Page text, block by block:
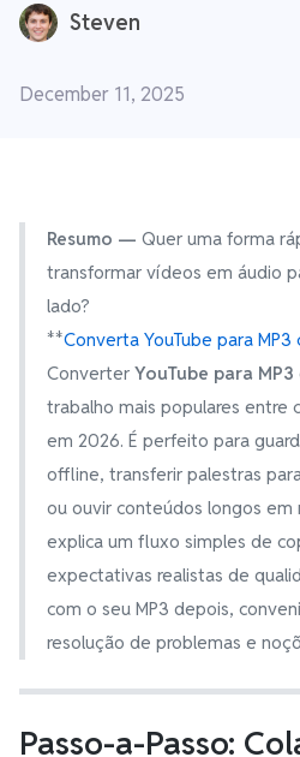
Steven
December 11, 2025
Resumo — Quer uma forma
transformar vídeos em áudio
lado?
**Converta YouTube para MP3
Converter YouTube para MP3
trabalho mais populares entre
em 2026. É perfeito para
offline, transferir palestras
ou ouvir conteúdos longos em
explica um fluxo simples de
expectativas realistas de
com o seu MP3 depois,
resolução de problemas e
Passo-a-Passo: